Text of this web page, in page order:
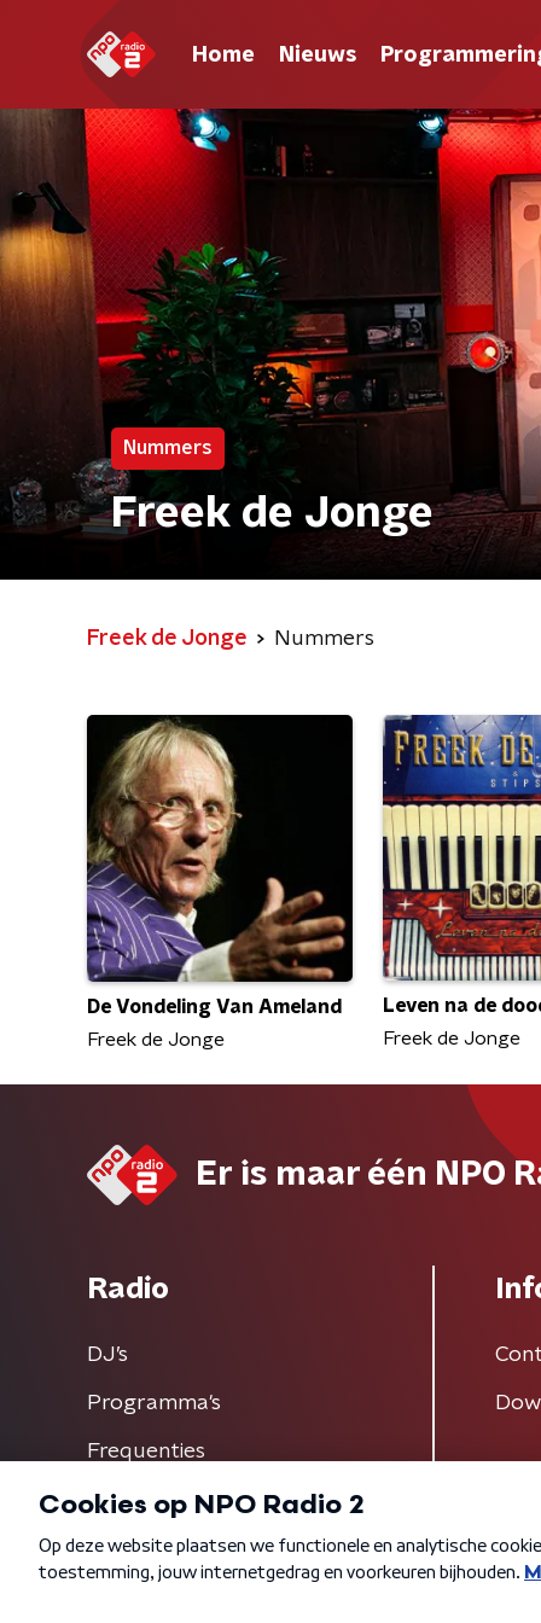
Home Nieuws
Nummers
Freek de Jonge
Freek de Jonge Nummers
De Vondeling Van Ameland
Freek de Jonge
Leven na de
Freek de Jonge
Er is maar één NPO
Radio
DJ’s
Programma's
Frequenties
Algemene voorwaarden Privacybeleid